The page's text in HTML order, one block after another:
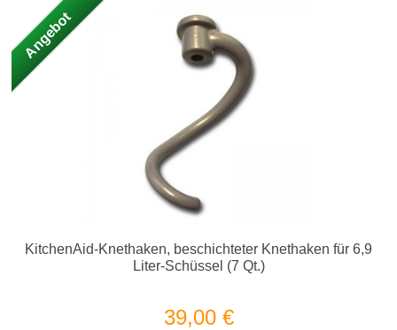
Angebot
KitchenAid-Knethaken, beschichteter Knethaken für 6,9
Liter-Schüssel (7 Qt.)
39,00 €